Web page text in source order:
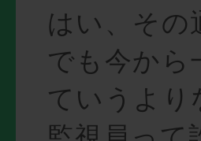
はい、その
でも今から
ていうより